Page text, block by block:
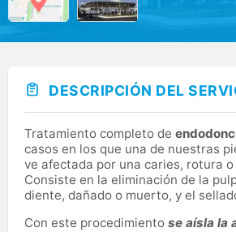
DESCRIPCIÓN DEL
Tratamiento completo de
casos en los que una de nuestras
ve afectada por una caries, rotura
Consiste en la eliminación de la
diente, dañado o muerto, y el
Con este procedimiento se aísla la